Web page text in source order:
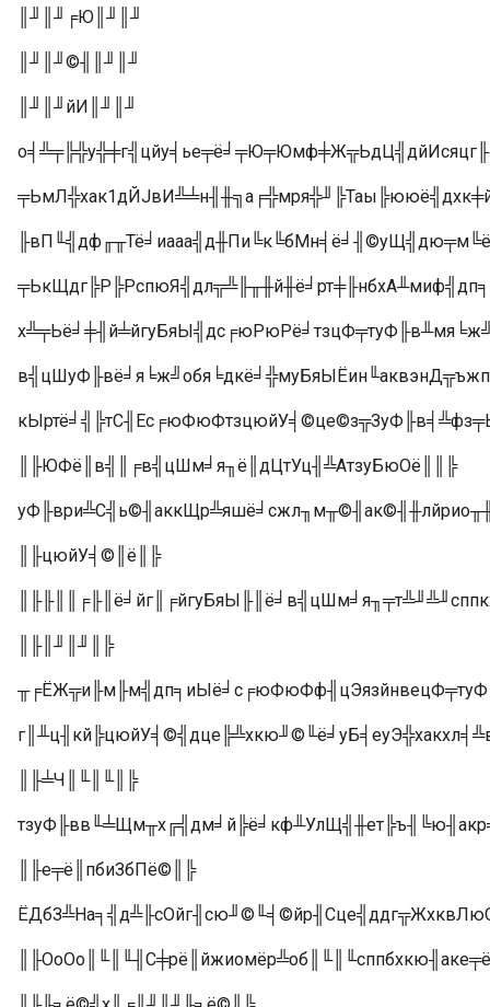
║╜║╜╒Ю║╜║╜
║╜║╜©╢║╜║╜
║╜║╜йИ║╜║╜
║╟ЮФё║в╣║╒в╣цШм╛я╖ё║дЦтУц╢╩АтзуБюОё║║╠
║╟цюйУ╡©║ё║╠
║╟║╜║╜║╠
║╟╧Ч║╙║╙║╠
║╟е╤ё║пбиЗбПё©║╠